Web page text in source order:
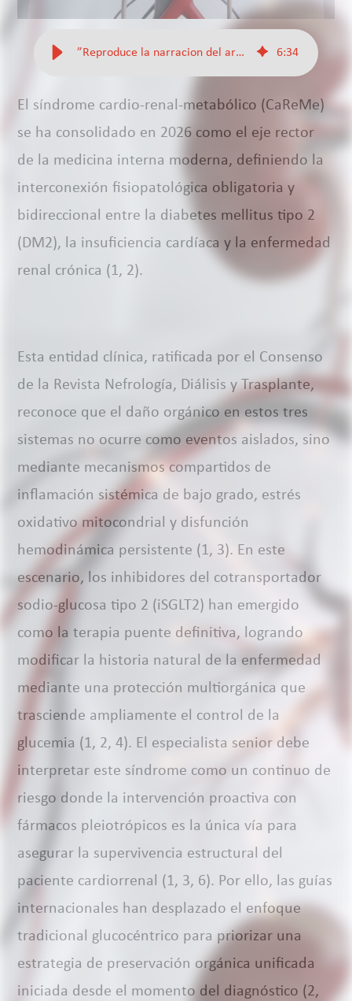
”Reproduce la narracion del articulo” 6:34
El síndrome cardio-renal-metabólico (CaReMe)
se ha consolidado en 2026 como el eje rector
de la medicina interna moderna, definiendo la
interconexión fisiopatológica obligatoria y
bidireccional entre la diabetes mellitus tipo 2
(DM2), la insuficiencia cardíaca y la enfermedad
renal crónica (1, 2).
Esta entidad clínica, ratificada por el Consenso
de la Revista Nefrología, Diálisis y Trasplante,
reconoce que el daño orgánico en estos tres
sistemas no ocurre como eventos aislados, sino
mediante mecanismos compartidos de
inflamación sistémica de bajo grado, estrés
oxidativo mitocondrial y disfunción
hemodinámica persistente (1, 3). En este
escenario, los inhibidores del cotransportador
sodio-glucosa tipo 2 (iSGLT2) han emergido
como la terapia puente definitiva, logrando
modificar la historia natural de la enfermedad
mediante una protección multiorgánica que
trasciende ampliamente el control de la
glucemia (1, 2, 4). El especialista senior debe
interpretar este síndrome como un continuo de
riesgo donde la intervención proactiva con
fármacos pleiotrópicos es la única vía para
asegurar la supervivencia estructural del
paciente cardiorrenal (1, 3, 6). Por ello, las guías
internacionales han desplazado el enfoque
tradicional glucocéntrico para priorizar una
estrategia de preservación orgánica unificada
iniciada desde el momento del diagnóstico (2,